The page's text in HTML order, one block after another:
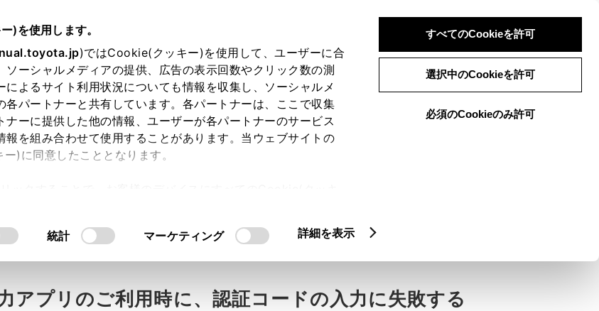
)を使用します。
)ではCookie(クッキー)を使用して、ユーザーに合
ーシャルメディアの提供、広告の表示回数やクリック数の測
よるサイト利用状況についても情報を収集し、ソーシャルメ
各パートナーと共有しています。各パートナーは、ここで収集
ナーに提供した他の情報、ユーザーが各パートナーのサービス
報を組み合わせて使用することがあります。当ウェブサイトの
)に同意したこととなります。
統計 マーケティング 詳細を表示
すべてのCookieを許可
選択中のCookieを許可
必須のCookieのみ許可
ログイン 検索 メニュー
アプリのご利用時に、認証コードの入力に失敗する